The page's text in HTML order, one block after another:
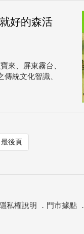
好的森活
來、屏東霧台、
統文化智識、
最後頁
隱私權說明 ． 門市據點．